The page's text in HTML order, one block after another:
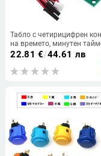
Табло с четирицифрен
на времето, минутен
табло за контрол на
игрална машина, табло с
22.81 €/44.61 лв